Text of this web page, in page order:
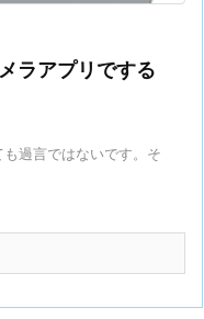
ラアプリでする
過言ではないです。そ